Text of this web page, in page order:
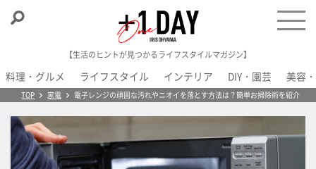
【生活のヒントが見つかるライフスタイルマガジン】
料理・グルメ ライフスタイル インテリア DIY・園芸 美容
TOP＋1 Day
家電 電子レンジの頑固な汚れやニオイを落とす方法は？簡単お掃除術を紹介